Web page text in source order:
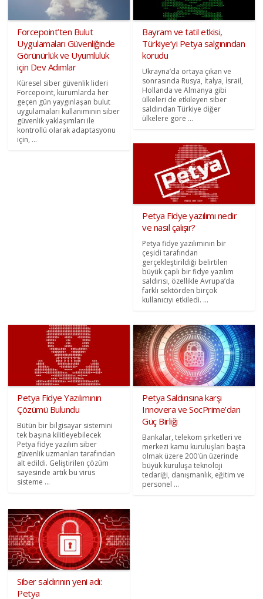
Forcepoint’ten Bulut
Uygulamaları Güvenliğinde
Görünürlük ve Uyumluluk
için Dev Adımlar
Küresel siber güvenlik lideri
Forcepoint, kurumlarda her
geçen gün yaygınlaşan bulut
uygulamaları kullanımının siber
güvenlik yaklaşımları ile
kontrollü olarak adaptasyonu
için, ...
Bayram ve tatil etkisi,
Türkiye’yi Petya salgınından
korudu
Ukrayna’da ortaya çıkan ve
sonrasında Rusya, İtalya, İsrail,
Hollanda ve Almanya gibi
ülkeleri de etkileyen siber
saldırıdan Türkiye diğer
ülkelere göre ...
Petya Fidye yazılımı nedir
ve nasıl çalışır?
Petya fidye yazılımının bir
çeşidi tarafından
gerçekleştirildiği belirtilen
büyük çaplı bir fidye yazılım
saldırısı, özellikle Avrupa’da
farklı sektörden birçok
kullanıcıyı etkiledi. ...
Petya Fidye Yazılımının
Çözümü Bulundu
Bütün bir bilgisayar sistemini
tek başına kilitleyebilecek
Petya fidye yazılım siber
güvenlik uzmanları tarafından
alt edildi. Geliştirilen çözüm
sayesinde artık bu virüs
sisteme ...
Petya Saldırısına karşı
Innovera ve SocPrime’dan
Güç Birliği
Bankalar, telekom şirketleri ve
merkezi kamu kuruluşları başta
olmak üzere 200'ün üzerinde
büyük kuruluşa teknoloji
tedariği, danışmanlık, eğitim ve
personel ...
Siber saldırının yeni adı:
Petya